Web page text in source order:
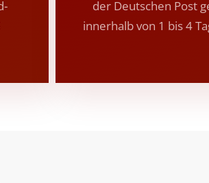
der Deutschen Post
innerhalb von 1 bis 4